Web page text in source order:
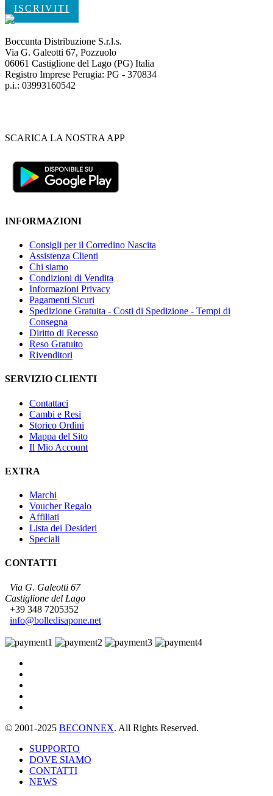
ISCRIVITI
Boccunta Distribuzione S.r.l.s.
Via G. Galeotti 67, Pozzuolo
06061 Castiglione del Lago (PG) Italia
Registro Imprese Perugia: PG - 370834
p.i.: 03993160542
SCARICA LA NOSTRA APP
INFORMAZIONI
Consigli per il Corredino Nascita
Assistenza Clienti
Chi siamo
Condizioni di Vendita
Informazioni Privacy
Pagamenti Sicuri
Spedizione Gratuita - Costi di Spedizione - Tempi di
Consegna
Diritto di Recesso
Reso Gratuito
Rivenditori
SERVIZIO CLIENTI
Contattaci
Cambi e Resi
Storico Ordini
Mappa del Sito
Il Mio Account
EXTRA
Marchi
Voucher Regalo
Affiliati
Lista dei Desideri
Speciali
CONTATTI
Via G. Galeotti 67
Castiglione del Lago
+39 348 7205352
info@bolledisapone.net
© 2001-2025 BECONNEX. All Rights Reserved.
SUPPORTO
DOVE SIAMO
CONTATTI
NEWS